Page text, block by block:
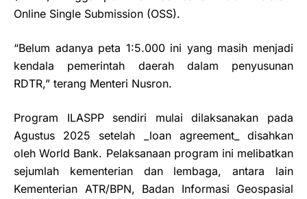
Online Single Submission (OSS).
“Belum adanya peta 1:5.000 ini yang masih menjadi
kendala pemerintah daerah dalam penyusunan
RDTR,” terang Menteri Nusron.
Program ILASPP sendiri mulai dilaksanakan pada
Agustus 2025 setelah _loan agreement_ disahkan
oleh World Bank. Pelaksanaan program ini melibatkan
sejumlah kementerian dan lembaga, antara lain
Kementerian ATR/BPN, Badan Informasi Geospasial